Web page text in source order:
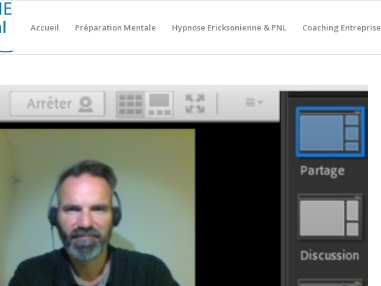
Accueil Préparation Mentale Hypnose Ericksonienne & PNL Coaching Entreprise